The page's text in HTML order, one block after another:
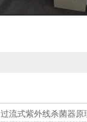
过流式紫外线杀菌器原